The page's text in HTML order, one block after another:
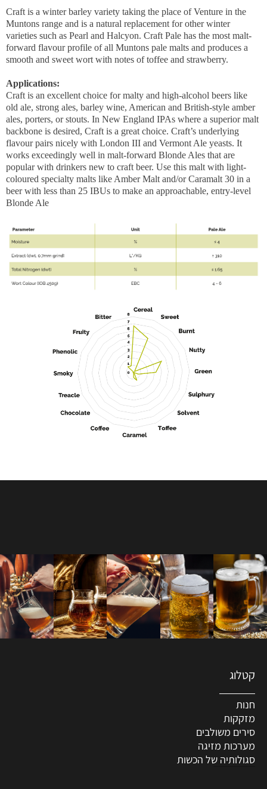
Craft is a winter barley variety taking the place of Venture in the
Muntons range and is a natural replacement for other winter
varieties such as Pearl and Halcyon. Craft Pale has the most malt-
forward flavour profile of all Muntons pale malts and produces a
smooth and sweet wort with notes of toffee and strawberry.
Applications:
Craft is an excellent choice for malty and high-alcohol beers like
old ale, strong ales, barley wine, American and British-style amber
ales, porters, or stouts. In New England IPAs where a superior malt
backbone is desired, Craft is a great choice. Craft’s underlying
flavour pairs nicely with London III and Vermont Ale yeasts. It
works exceedingly well in malt-forward Blonde Ales that are
popular with drinkers new to craft beer. Use this malt with light-
coloured specialty malts like Amber Malt and/or Caramalt 30 in a
beer with less than 25 IBUs to make an approachable, entry-level
Blonde Ale
קטלוג
חנות
מזקקות
סירים משולבים
מערכות מזיגה
סגולותיה של הכשות